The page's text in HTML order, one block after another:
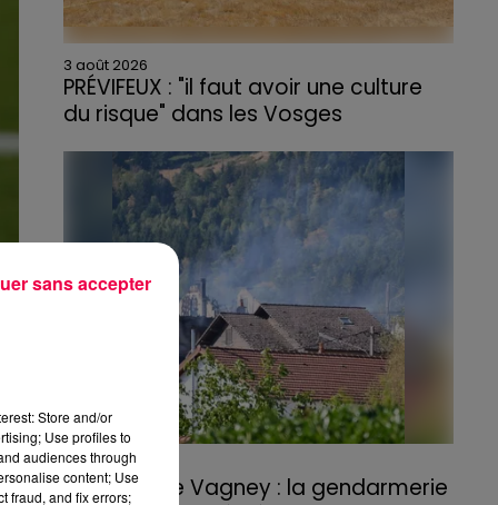
3 août 2026
PRÉVIFEUX : "il faut avoir une culture
du risque" dans les Vosges
3 août 2026
Incendie de Vagney : la gendarmerie
Store and/or
Use profiles to
audiences through
content; Use
fraud, and fix errors;
sans accepter